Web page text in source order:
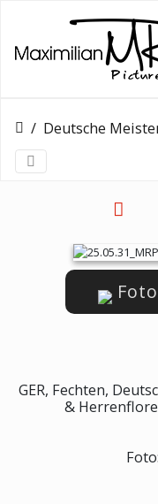
Deutsche
GER, Fechten,
&